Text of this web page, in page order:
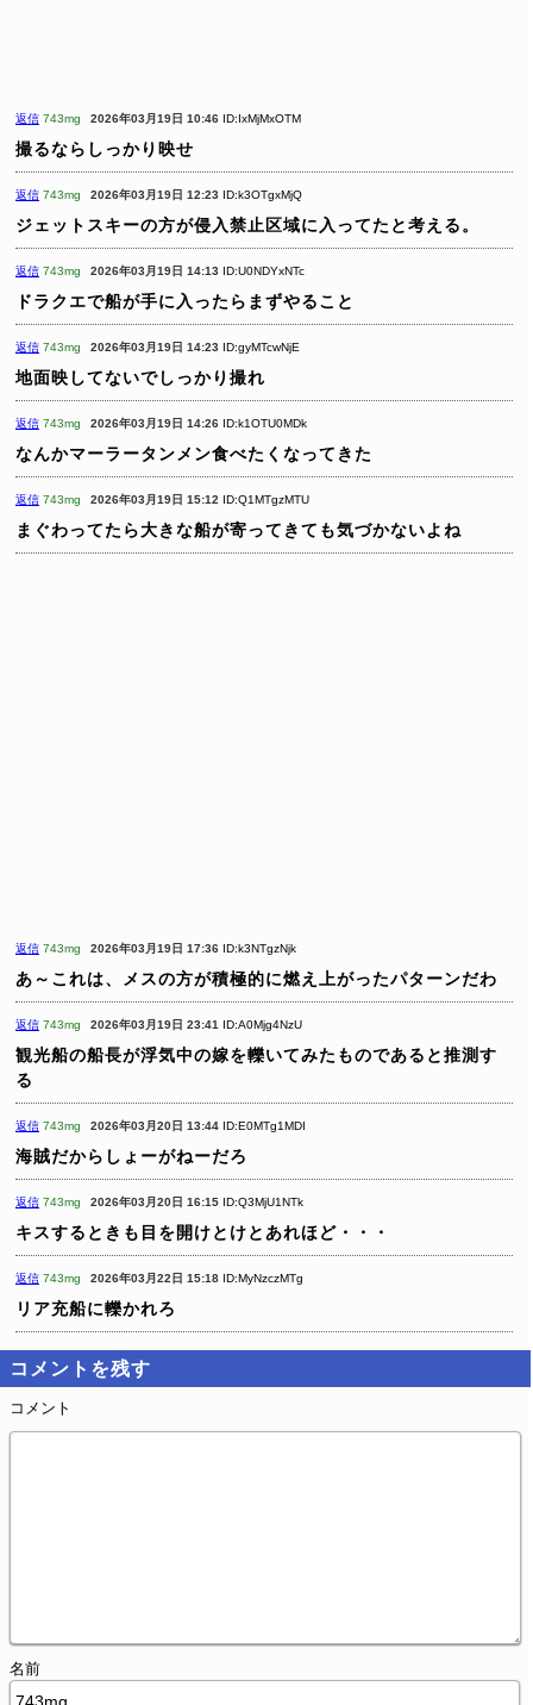
返信 743mg 2026年03月19日 10:46 ID:IxMjMxOTM
撮るならしっかり映せ
返信 743mg 2026年03月19日 12:23 ID:k3OTgxMjQ
ジェットスキーの方が侵入禁止区域に入ってたと考える。
返信 743mg 2026年03月19日 14:13 ID:U0NDYxNTc
ドラクエで船が手に入ったらまずやること
返信 743mg 2026年03月19日 14:23 ID:gyMTcwNjE
地面映してないでしっかり撮れ
返信 743mg 2026年03月19日 14:26 ID:k1OTU0MDk
なんかマーラータンメン食べたくなってきた
返信 743mg 2026年03月19日 15:12 ID:Q1MTgzMTU
まぐわってたら大きな船が寄ってきても気づかないよね
返信 743mg 2026年03月19日 17:36 ID:k3NTgzNjk
あ～これは、メスの方が積極的に燃え上がったパターンだわ
返信 743mg 2026年03月19日 23:41 ID:A0Mjg4NzU
観光船の船長が浮気中の嫁を轢いてみたものであると推測す
る
返信 743mg 2026年03月20日 13:44 ID:E0MTg1MDI
海賊だからしょーがねーだろ
返信 743mg 2026年03月20日 16:15 ID:Q3MjU1NTk
キスするときも目を開けとけとあれほど・・・
返信 743mg 2026年03月22日 15:18 ID:MyNzczMTg
リア充船に轢かれろ
コメントを残す
コメント
名前